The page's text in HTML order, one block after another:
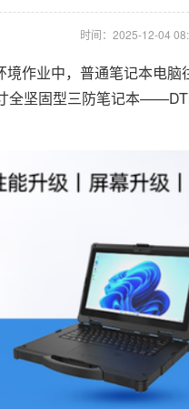
时间：2025-12-04
业中，普通笔记本电脑
全坚固型三防笔记本